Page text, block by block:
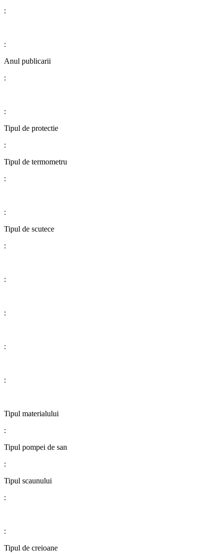
:
:
Anul publicarii
:
:
Tipul de protectie
:
​​​​​​​​​​​​​​Tipul de termometru
:
:
​​​​​​​​​​​​​​Tipul de scutece
:
:
:
:
:
​​​​​​​​​​​​​​Tipul materialului
:
​​​​​​​​​​​​​​Tipul pompei de san
:
​​​​​​​​​​​​​​Tipul scaunului
:
:
​​​​​​​​​​​​​​Tipul de creioane